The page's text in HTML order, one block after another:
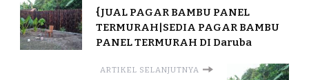
{JUAL PAGAR BAMBU PANEL
TERMURAH|SEDIA PAGAR BAMBU
PANEL TERMURAH DI Daruba
ARTIKEL SELANJUTNYA